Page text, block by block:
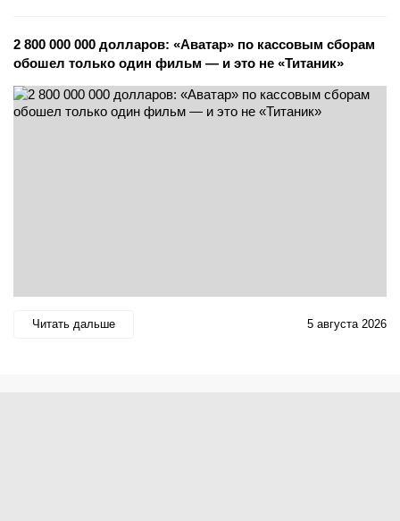
2 800 000 000 долларов: «Аватар» по кассовым сборам
обошел только один фильм — и это не «Титаник»
Читать дальше 5 августа 2026